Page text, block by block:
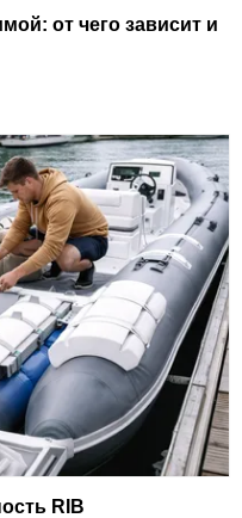
от чего зависит и
RIB